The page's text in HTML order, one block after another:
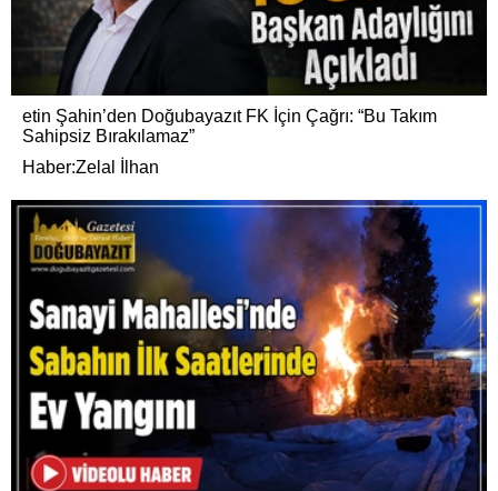
etin Şahin’den Doğubayazıt FK İçin Çağrı: “Bu Takım
Sahipsiz Bırakılamaz”
Haber:Zelal İlhan